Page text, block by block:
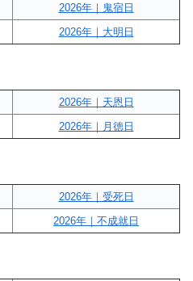
2026年｜鬼宿日
2026年｜大明日
2026年｜天恩日
2026年｜月徳日
2026年｜受死日
2026年｜不成就日